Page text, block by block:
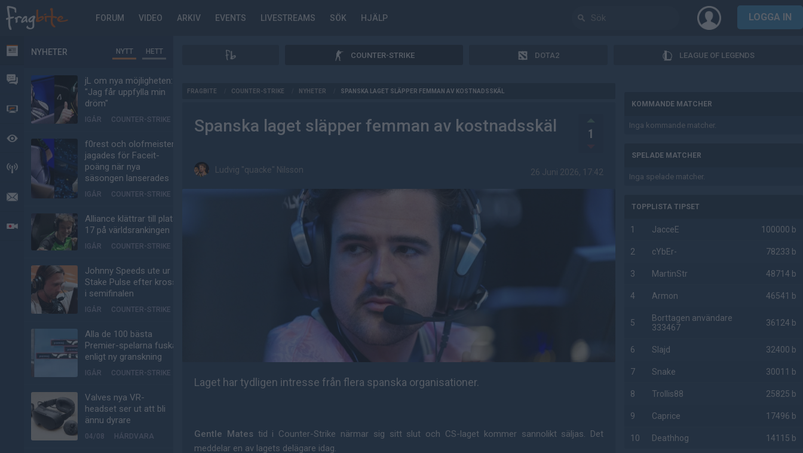
FORUM VIDEO ARKIV EVENTS LIVESTREAMS SÖK HJÄLP LOGGA IN
NYHETER
FORUM
VIDEO
BEVAKAT
HÄNDELSER
MEDDELANDEN
LIVESÄNDNINGAR
NYHETER NYTT HETT
jL om nya möjligheten:
"Jag får uppfylla min
dröm"
IGÅR COUNTER-STRIKE
f0rest och olofmeister
jagades för Faceit-
poäng när nya
säsongen lanserades
IGÅR COUNTER-STRIKE
Alliance klättrar till plats
17 på världsrankingen
IGÅR COUNTER-STRIKE
Johnny Speeds ute ur
Stake Pulse efter kross
i semifinalen
IGÅR COUNTER-STRIKE
Alla de 100 bästa
Premier-spelarna fuskar
enligt ny granskning
IGÅR COUNTER-STRIKE
Valves nya VR-
headset ser ut att bli
ännu dyrare
04/08 HÅRDVARA
COUNTER-STRIKE DOTA2 LEAGUE OF LEGENDS
FRAGBITE COUNTER-STRIKE NYHETER SPANSKA LAGET SLÄPPER FEMMAN AV KOSTNADSSKÄL
Spanska laget släpper femman av kostnadsskäl
26 Juni 2026, 17:42
Ludvig "quacke" Nilsson
1
Laget har tydligen intresse från flera spanska organisationer.
Gentle Mates tid i Counter-Strike närmar sig sitt slut och CS-laget kommer sannolikt säljas. Det
meddelar en av lagets delägare idag.
KOMMANDE MATCHER
Inga kommande matcher.
SPELADE MATCHER
Inga spelade matcher.
TOPPLISTA TIPSET
1 JacceE 100000 b
2 cYbEr- 78233 b
3 MartinStr 48714 b
4 Armon 46541 b
5
Borttagen användare
333467
36124 b
6 Slajd 32400 b
7 Snake 30011 b
8 Trollis88 25825 b
9 Caprice 17496 b
10 Deathhog 14115 b